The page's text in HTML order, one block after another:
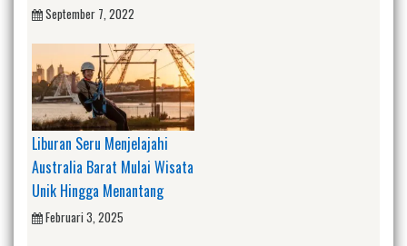
September 7, 2022
Liburan Seru Menjelajahi
Australia Barat Mulai Wisata
Unik Hingga Menantang
Februari 3, 2025